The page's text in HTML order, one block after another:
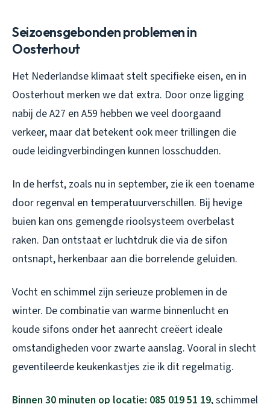
Seizoensgebonden problemen in
Oosterhout
Het Nederlandse klimaat stelt specifieke eisen, en in
Oosterhout merken we dat extra. Door onze ligging
nabij de A27 en A59 hebben we veel doorgaand
verkeer, maar dat betekent ook meer trillingen die
oude leidingverbindingen kunnen losschudden.
In de herfst, zoals nu in september, zie ik een toename
door regenval en temperatuurverschillen. Bij hevige
buien kan ons gemengde rioolsysteem overbelast
raken. Dan ontstaat er luchtdruk die via de sifon
ontsnapt, herkenbaar aan die borrelende geluiden.
Vocht en schimmel zijn serieuze problemen in de
winter. De combinatie van warme binnenlucht en
koude sifons onder het aanrecht creëert ideale
omstandigheden voor zwarte aanslag. Vooral in slecht
geventileerde keukenkastjes zie ik dit regelmatig.
Binnen 30 minuten op locatie: 085 019 51 19, schimmel